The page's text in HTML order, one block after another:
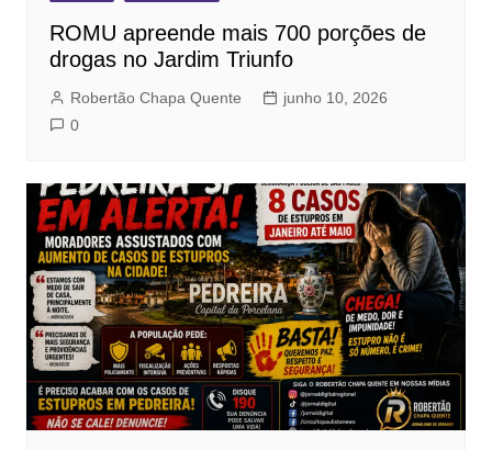
ROMU apreende mais 700 porções de
drogas no Jardim Triunfo
Robertão Chapa Quente
junho 10, 2026
0